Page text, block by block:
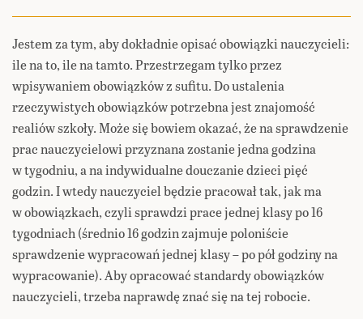
Jestem za tym, aby dokładnie opisać obowiązki nauczycieli:
ile na to, ile na tamto. Przestrzegam tylko przez
wpisywaniem obowiązków z sufitu. Do ustalenia
rzeczywistych obowiązków potrzebna jest znajomość
realiów szkoły. Może się bowiem okazać, że na sprawdzenie
prac nauczycielowi przyznana zostanie jedna godzina
w tygodniu, a na indywidualne douczanie dzieci pięć
godzin. I wtedy nauczyciel będzie pracował tak, jak ma
w obowiązkach, czyli sprawdzi prace jednej klasy po 16
tygodniach (średnio 16 godzin zajmuje poloniście
sprawdzenie wypracowań jednej klasy – po pół godziny na
wypracowanie). Aby opracować standardy obowiązków
nauczycieli, trzeba naprawdę znać się na tej robocie.